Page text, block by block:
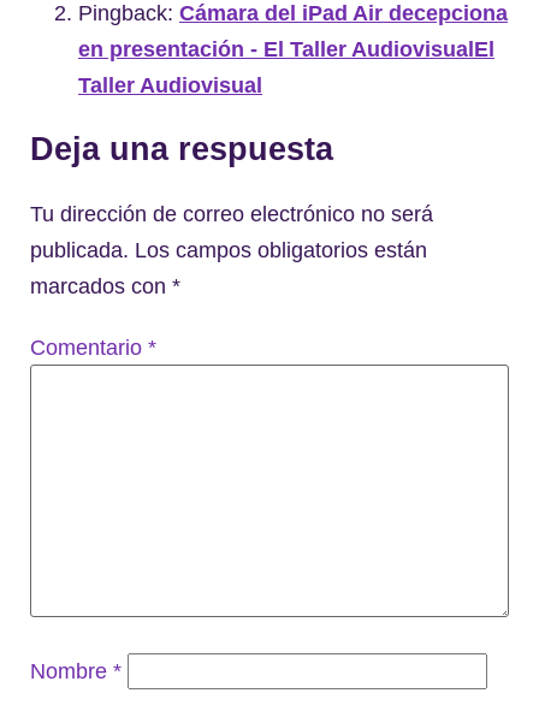
Pingback: Cámara del iPad Air decepciona
en presentación - El Taller AudiovisualEl
Taller Audiovisual
Deja una respuesta
Tu dirección de correo electrónico no será
publicada. Los campos obligatorios están
marcados con *
Comentario *
Nombre *